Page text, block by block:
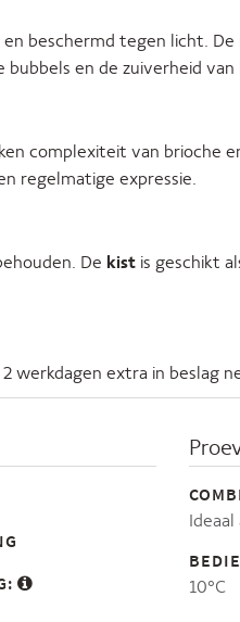
en beschermd tegen licht.
en de zuiverheid van
complexiteit van brioche
regelmatige expressie.
De kist is geschikt
werkdagen extra in beslag
10°C